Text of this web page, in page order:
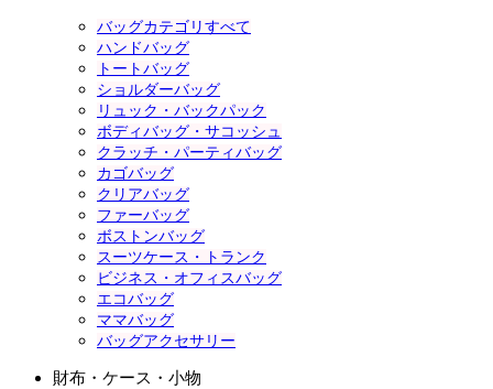
バッグカテゴリすべて
ハンドバッグ
トートバッグ
ショルダーバッグ
リュック・バックパック
ボディバッグ・サコッシュ
クラッチ・パーティバッグ
カゴバッグ
クリアバッグ
ファーバッグ
ボストンバッグ
スーツケース・トランク
ビジネス・オフィスバッグ
エコバッグ
ママバッグ
バッグアクセサリー
財布・ケース・小物